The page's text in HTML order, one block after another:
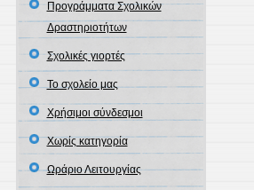
Προγράμματα Σχολικών
Δραστηριοτήτων
Σχολικές γιορτές
Το σχολείο μας
Χρήσιμοι σύνδεσμοι
Χωρίς κατηγορία
Ωράριο Λειτουργίας